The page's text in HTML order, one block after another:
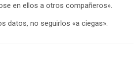
en ellos a otros compañeros».
datos, no seguirlos «a ciegas».